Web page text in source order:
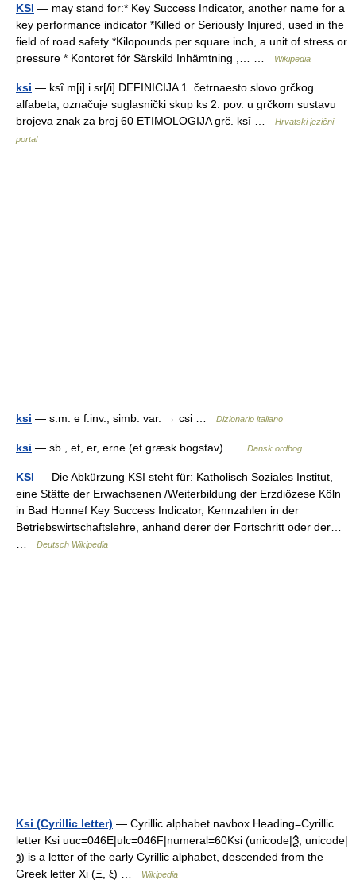
KSI — may stand for:* Key Success Indicator, another name for a
key performance indicator *Killed or Seriously Injured, used in the
field of road safety *Kilopounds per square inch, a unit of stress or
pressure * Kontoret för Särskild Inhämtning ,… …
Wikipedia
ksi — ksȋ m[i] i sr[/i] DEFINICIJA 1. četrnaesto slovo grčkog
alfabeta, označuje suglasnički skup ks 2. pov. u grčkom sustavu
brojeva znak za broj 60 ETIMOLOGIJA grč. ksȋ …
Hrvatski jezični
portal
ksi — s.m. e f.inv., simb. var. → csi … Dizionario italiano
ksi — sb., et, er, erne (et græsk bogstav) … Dansk ordbog
KSI — Die Abkürzung KSI steht für: Katholisch Soziales Institut,
eine Stätte der Erwachsenen /Weiterbildung der Erzdiözese Köln
in Bad Honnef Key Success Indicator, Kennzahlen in der
Betriebswirtschaftslehre, anhand derer der Fortschritt oder der…
Deutsch Wikipedia
Ksi (Cyrillic letter) — Cyrillic alphabet navbox Heading=Cyrillic
letter Ksi uuc=046E|ulc=046F|numeral=60Ksi (unicode|Ѯ, unicode|
ѯ) is a letter of the early Cyrillic alphabet, descended from the
Greek letter Xi (Ξ, ξ) …
Wikipedia